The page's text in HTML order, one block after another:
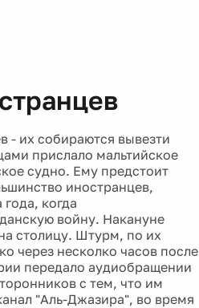
- их собираются вывезти
прислало мальтийское
судно. Ему предстоит
иностранцев,
когда
войну. Накануне
столицу. Штурм, по их
через несколко часов после
передало аудиобращении
с тем, что им
"Аль-Джазира", во время